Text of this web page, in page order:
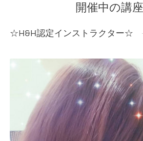
開催中の講座
☆H&H認定インストラクター☆